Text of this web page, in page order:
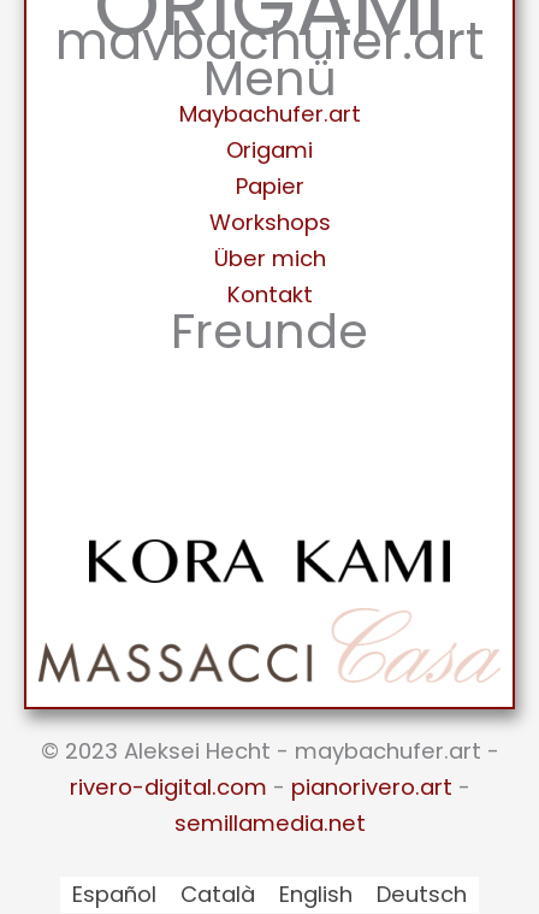
maybachufer.art
Menü
Maybachufer.art
Origami
Papier
Workshops
Über mich
Kontakt
Freunde
© 2023 Aleksei Hecht - maybachufer.art -
rivero-digital.com - pianorivero.art -
semillamedia.net
Español Català English Deutsch